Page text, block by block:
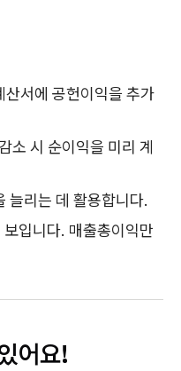
산서에 공헌이익을 추가
소 시 순이익을 미리 계
늘리는 데 활용합니다.
입니다. 매출총이익만
어요!